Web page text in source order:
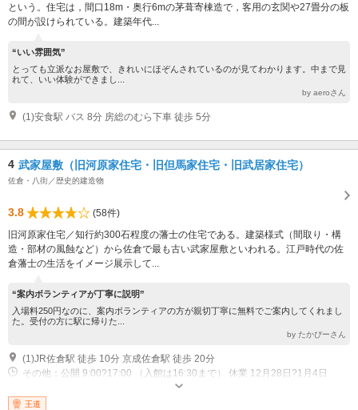
という。住宅は，間口18m・奥行6mの茅葺寄棟造で，客用の玄関や27畳分の板
の間が設けられている。建築年代...
“いい雰囲気”
とっても立派なお屋敷で、きれいにほぞんされているのが見てわかります。中まで見
れて、いい体験ができまし...
by aeroさん
(1)安食駅 バス 8分 房総のむら下車 徒歩 5分
4 武家屋敷（旧河原家住宅・旧但馬家住宅・旧武居家住宅）
佐倉・八街／歴史的建造物
3.8
(58件)
旧河原家住宅／知行約300石程度の藩士の住宅である。建築様式（間取り・構
造・部材の風蝕など）から佐倉で最も古い武家屋敷といわれる。江戸時代の佐
倉藩士の生活をイメージ展示して...
“案内ボランティアが丁寧に説明”
入場料250円なのに、案内ボランティアの方が親切丁寧に無料でご案内してくれまし
た。受付の方に駅に帰りた...
by たかぴーさん
(1)JR佐倉駅 徒歩 10分 京成佐倉駅 徒歩 20分
その他：公開 9:00?17:00 （入館は16:30まで） 休業 12月28日?1月4日
（月） （月曜祝日の場合翌日），その他臨時休館日
王道